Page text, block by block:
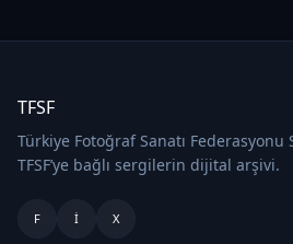
TFSF
Türkiye Fotoğraf Sanatı
TFSF’ye bağlı sergilerin dijital arşivi.
F I X